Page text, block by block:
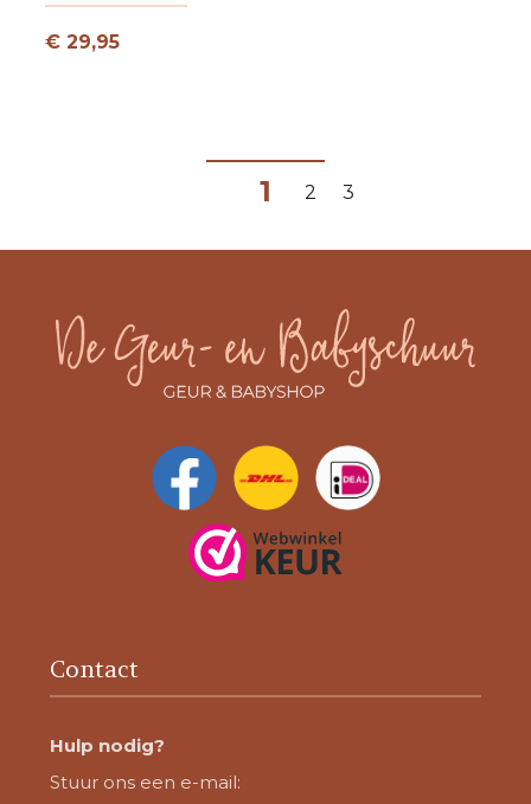
€ 29,95
1 2 3
Contact
Hulp nodig?
Stuur ons een e-mail: